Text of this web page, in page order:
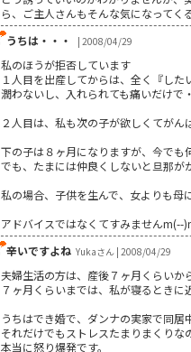
ら、ご主人さんもそんな気になってく
うちは・・・
| 2008/04/29
私のほうが拒否しています
１人目を出産してからは、全く『した
潤わないし、入れられても痛いだけで
２人目は、私も次の子が欲しくてがん
下の子は８ヶ月になりますが、今で
でも、たまには仲良くしないと旦那が
私の場合、子供を生んで、女よりも母
アドバイスではなくてすみませんm(--
辛いですよね Yukaさん | 2008/04/29
夫婦生活の方は、産後７ヶ月くらいか
７ヶ月くらいまでは、私が寝るとき
うちはでき婚で、ダンナの実家で同居
それだけでもストレスたまりまくりな
本当に怒り爆発です。